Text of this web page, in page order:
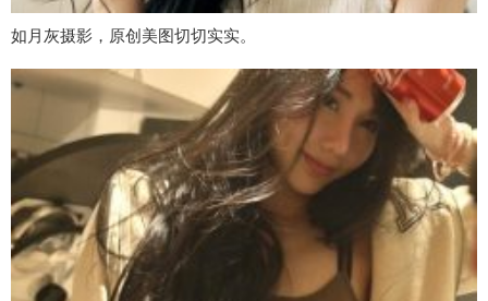
如月灰摄影，原创美图切切实实。